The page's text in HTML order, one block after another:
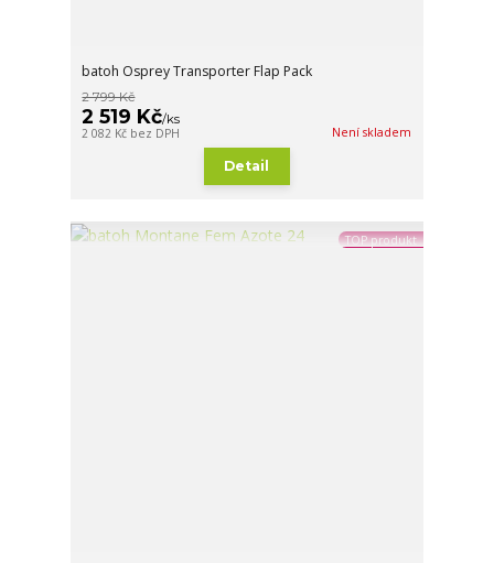
batoh Osprey Transporter Flap Pack
2 799 Kč
2 519 Kč/ks
2 082 Kč bez DPH Není skladem
Detail
TOP produkt